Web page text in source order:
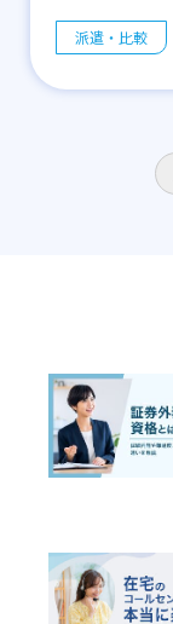
派遣・比較